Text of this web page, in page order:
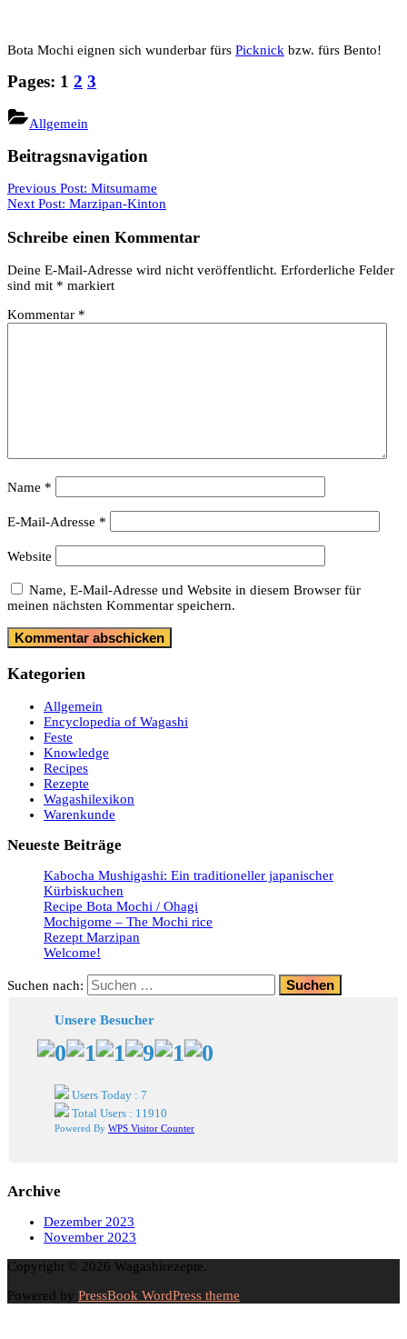
Bota Mochi eignen sich wunderbar fürs Picknick bzw. fürs Bento!
Pages: 1 2 3
Allgemein
Beitragsnavigation
Previous Post: Mitsumame
Next Post: Marzipan-Kinton
Schreibe einen Kommentar
Deine E-Mail-Adresse wird nicht veröffentlicht. Erforderliche Felder
sind mit * markiert
Kommentar *
Name *
E-Mail-Adresse *
Website
Name, E-Mail-Adresse und Website in diesem Browser für
meinen nächsten Kommentar speichern.
Kategorien
Allgemein
Encyclopedia of Wagashi
Feste
Knowledge
Recipes
Rezepte
Wagashilexikon
Warenkunde
Neueste Beiträge
Kabocha Mushigashi: Ein traditioneller japanischer
Kürbiskuchen
Recipe Bota Mochi / Ohagi
Mochigome – The Mochi rice
Rezept Marzipan
Welcome!
Suchen nach:
Unsere Besucher
Users Today : 7
Total Users : 11910
Powered By WPS Visitor Counter
Archive
Dezember 2023
November 2023
Copyright © 2026 Wagashirezepte.
Powered by PressBook WordPress theme